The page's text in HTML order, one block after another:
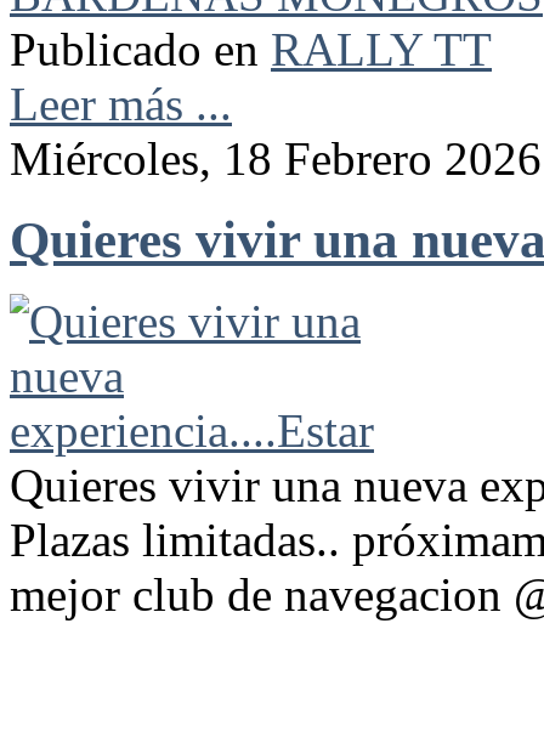
Publicado en RALLY TT
Leer más ...
Miércoles, 18 Febrero
Quieres vivir una
Quieres vivir una nueva
Plazas limitadas..
mejor club de navegacion